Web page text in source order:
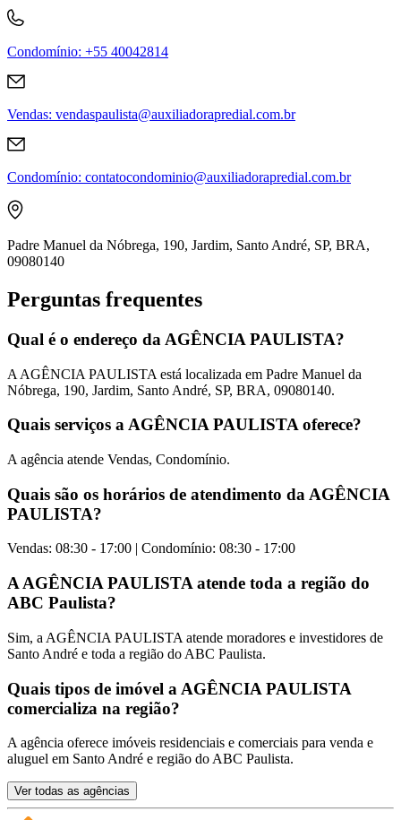
Condomínio: +55 40042814
Vendas: vendaspaulista@auxiliadorapredial.com.br
Condomínio: contatocondominio@auxiliadorapredial.com.br
Padre Manuel da Nóbrega, 190, Jardim, Santo André, SP, BRA,
09080140
Perguntas frequentes
Qual é o endereço da AGÊNCIA PAULISTA?
A AGÊNCIA PAULISTA está localizada em Padre Manuel da
Nóbrega, 190, Jardim, Santo André, SP, BRA, 09080140.
Quais serviços a AGÊNCIA PAULISTA oferece?
A agência atende Vendas, Condomínio.
Quais são os horários de atendimento da AGÊNCIA
PAULISTA?
Vendas: 08:30 - 17:00 | Condomínio: 08:30 - 17:00
A AGÊNCIA PAULISTA atende toda a região do
ABC Paulista?
Sim, a AGÊNCIA PAULISTA atende moradores e investidores de
Santo André e toda a região do ABC Paulista.
Quais tipos de imóvel a AGÊNCIA PAULISTA
comercializa na região?
A agência oferece imóveis residenciais e comerciais para venda e
aluguel em Santo André e região do ABC Paulista.
Ver todas as agências